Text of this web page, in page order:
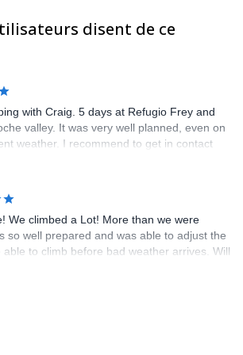
disent de ce
with Craig. 5 days at Refugio Frey and
valley. It was very well planned, even on
weather. I recommend to get in contact
in Frey.
We climbed a Lot! More than we were
so well prepared and was able to adjust the
to climb before bad weather arrives. Will
in the future.